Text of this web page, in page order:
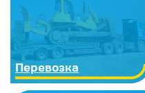
Перевозка